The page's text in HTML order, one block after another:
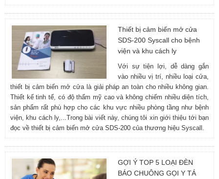
Thiết bị cảm biến mở cửa
SDS-200 Syscall cho bệnh
viện và khu cách ly
Với sự tiện lợi, dễ dàng gắn
vào nhiều vị trí, nhiều loại cửa,
thiết bị cảm biến mở cửa là giải pháp an toàn cho nhiều không gian.
Thiết kế tinh tế, có độ thẩm mỹ cao và không chiếm nhiều diện tích,
sản phẩm rất phù hợp cho các khu vực nhiều phòng tầng như bệnh
viện, khu cách ly,...Trong bài viết này, chúng tôi xin giới thiệu tới bạn
đọc về thiết bị cảm biến mở cửa SDS-200 của thương hiệu Syscall.
GỢI Ý TOP 5 LOẠI ĐÈN
BÁO CHUÔNG GỌI Y TÁ